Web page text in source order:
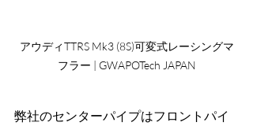
アウディTTRS Mk3 (8S)可変式レーシングマ
フラー | GWAPOTech JAPAN
弊社のセンターパイプはフロントパイ